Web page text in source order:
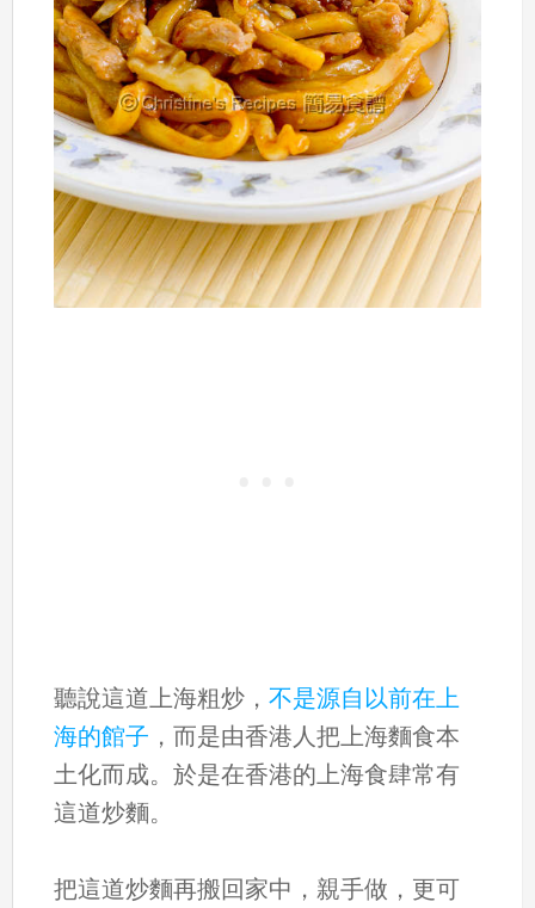
聽說這道上海粗炒，不是源自以前在上
海的館子 ，而是由香港人把上海麵食本
土化而成。於是在香港的上海食肆常有
這道炒麵。
把這道炒麵再搬回家中，親手做，更可